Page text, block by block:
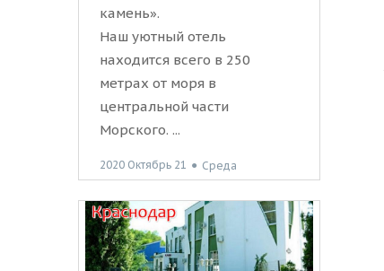
камень».
Наш уютный отель
находится всего в 250
метрах от моря в
центральной части
Морского. ...
2020 Октябрь 21 ● Среда